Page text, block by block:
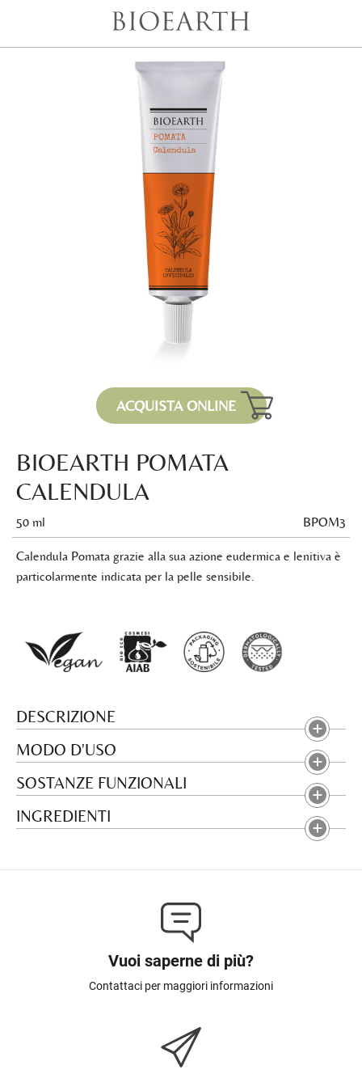
ACQUISTA ONLINE
BIOEARTH POMATA
CALENDULA
50 ml BPOM3
Calendula Pomata grazie alla sua azione eudermica e lenitiva è
particolarmente indicata per la pelle sensibile.
DESCRIZIONE
MODO D'USO
SOSTANZE FUNZIONALI
INGREDIENTI
Vuoi saperne di più?
Contattaci per maggiori informazioni